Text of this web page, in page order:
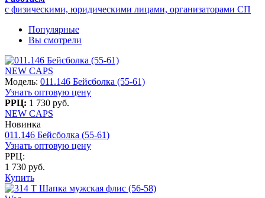
с физическими, юридическими лицами, организаторами СП
Популярные
Вы смотрели
NEW CAPS
Модель: 011.146 Бейсболка (55-61)
Узнать оптовую цену
РРЦ: 1 730 руб.
NEW CAPS
Новинка
011.146 Бейсболка (55-61)
Узнать оптовую цену
РРЦ:
1 730 руб.
Купить